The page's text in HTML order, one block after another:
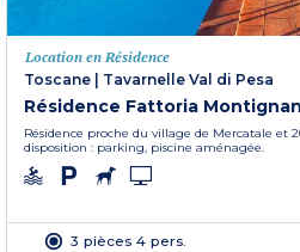
Location en Résidence
Toscane
Tavarnelle Val di Pesa
Résidence Fattoria
Résidence proche du village de Mercatale et
disposition : parking, piscine aménagée.
3 pièces 4 pers.